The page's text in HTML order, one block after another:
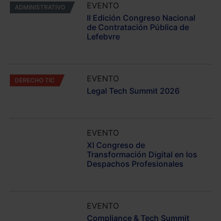
ADMINISTRATIVO
EVENTO
II Edición Congreso Nacional
de Contratación Pública de
Lefebvre
DERECHO TIC
EVENTO
Legal Tech Summit 2026
EVENTO
XI Congreso de
Transformación Digital en los
Despachos Profesionales
EVENTO
Compliance & Tech Summit